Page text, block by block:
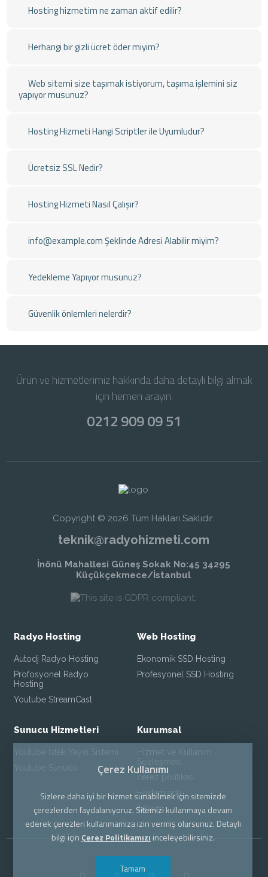
Hosting hizmetim ne zaman aktif edilir?
Herhangi bir gizli ücret öder miyim?
Web sitemi size taşımak istiyorum, taşıma işlemini siz
yapıyor musunuz?
Hosting Hizmeti Hangi Scriptler ile Uyumludur?
Ücretsiz SSL Nedir?
Hosting Hizmeti Nasıl Çalışır?
info@example.com Şeklinde Adresi Alabilir miyim?
Yedekleme Yapıyor musunuz?
Güvenlik önlemleri nelerdir?
Ürün ve hizmetlerimiz hakkında daha detaylı bilgi almak
için hemen arayın.
0212 909 09 51
Copyright © 2026 Tüm Hakları Saklıdır.
teknik@radyohizmeti.com
İnönü Mahallesi Güneş Sokak No:45 34295
Küçükçekmece/İstanbul
Radyo Hosting
Autodj Radyo Hosting
Profosyonel Radyo
Hosting
Youtube StreamCast
Web Hosting
Ekonomik SSD Hosting
Profesyonel SSD Hosting
Sunucu Hizmetleri
Youtube İstek Yayın Sistemi
Youtube Sunucu
Kurumsal
Hizmet ve Kullanım
Sözleşmesi
cerez politikasi
Hakkımızda
İletişim
Çerez Kullanımı
Sizlere daha iyi bir hizmet sunabilmek için sitemizde
çerezlerden faydalanıyoruz. Sitemizi kullanmaya devam
ederek çerezleri kullanmamıza izin vermiş olursunuz. Detaylı
bilgi için Çerez Politikamızı inceleyebilirsiniz.
Tamam